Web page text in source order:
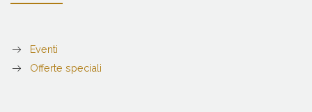
Eventi
Offerte speciali